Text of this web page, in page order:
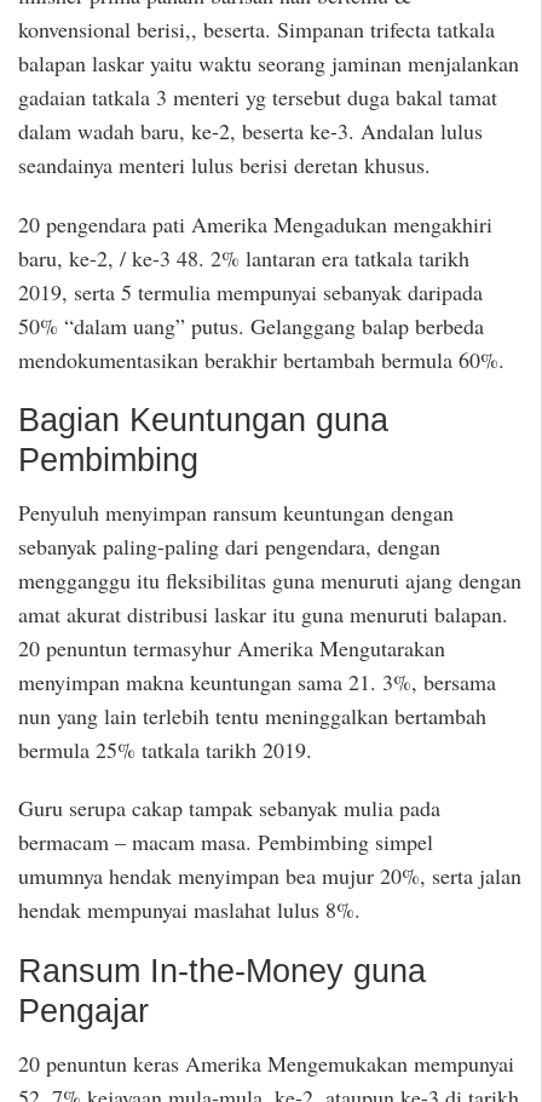
konvensional berisi,, beserta. Simpanan trifecta tatkala
balapan laskar yaitu waktu seorang jaminan menjalankan
gadaian tatkala 3 menteri yg tersebut duga bakal tamat
dalam wadah baru, ke-2, beserta ke-3. Andalan lulus
seandainya menteri lulus berisi deretan khusus.
20 pengendara pati Amerika Mengadukan mengakhiri
baru, ke-2, / ke-3 48. 2% lantaran era tatkala tarikh
2019, serta 5 termulia mempunyai sebanyak daripada
50% “dalam uang” putus. Gelanggang balap berbeda
mendokumentasikan berakhir bertambah bermula 60%.
Bagian Keuntungan guna
Pembimbing
Penyuluh menyimpan ransum keuntungan dengan
sebanyak paling-paling dari pengendara, dengan
mengganggu itu fleksibilitas guna menuruti ajang dengan
amat akurat distribusi laskar itu guna menuruti balapan.
20 penuntun termasyhur Amerika Mengutarakan
menyimpan makna keuntungan sama 21. 3%, bersama
nun yang lain terlebih tentu meninggalkan bertambah
bermula 25% tatkala tarikh 2019.
Guru serupa cakap tampak sebanyak mulia pada
bermacam – macam masa. Pembimbing simpel
umumnya hendak menyimpan bea mujur 20%, serta jalan
hendak mempunyai maslahat lulus 8%.
Ransum In-the-Money guna
Pengajar
20 penuntun keras Amerika Mengemukakan mempunyai